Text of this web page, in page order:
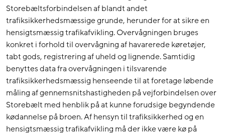
Storebæltsforbindelsen af blandt andet
trafiksikkerhedsmæssige grunde, herunder for at sikre en
hensigtsmæssig trafikafvikling. Overvågningen bruges
konkret i forhold til overvågning af havarerede køretøjer,
tabt gods, registrering af uheld og lignende. Samtidig
benyttes data fra overvågningen i tilsvarende
trafiksikkerhedsmæssig henseende til at foretage løbende
måling af gennemsnitshastigheden på vejforbindelsen over
Storebælt med henblik på at kunne forudsige begyndende
kødannelse på broen. Af hensyn til trafiksikkerhed og en
hensigtsmæssig trafikafvikling må der ikke være kø på